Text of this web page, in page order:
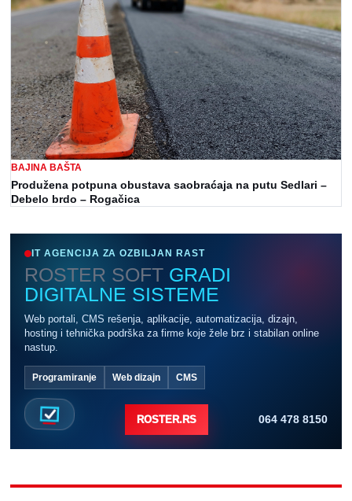
BAJINA BAŠTA
Produžena potpuna obustava saobraćaja na putu Sedlari –
Debelo brdo – Rogačica
IT AGENCIJA ZA OZBILJAN RAST
ROSTER SOFT GRADI
DIGITALNE SISTEME
Web portali, CMS rešenja, aplikacije, automatizacija, dizajn,
hosting i tehnička podrška za firme koje žele brz i stabilan online
nastup.
Programiranje Web dizajn CMS
ROSTER.RS 064 478 8150